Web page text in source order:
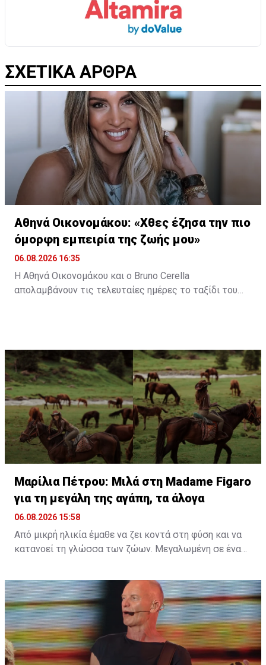
ΣΧΕΤΙΚΑ ΑΡΘΡΑ
Αθηνά Οικονομάκου: «Χθες έζησα την πιο
όμορφη εμπειρία της ζωής μου»
06.08.2026 16:35
Η Αθηνά Οικονομάκου και ο Bruno Cerella
απολαμβάνουν τις τελευταίες ημέρες το ταξίδι του
εντυπωσιακές πτεροφάλαινες.
Διαβάστε περισσότερα στο madamefigaro.cy
Διαβάστε επίσης:Μαρίλια Πέτρου: Μιλά στη Madame
Figaro για τη μεγάλη της αγάπη, τα άλογα
Μαρίλια Πέτρου: Μιλά στη Madame Figaro
για τη μεγάλη της αγάπη, τα άλογα
06.08.2026 15:58
Από μικρή ηλικία έμαθε να ζει κοντά στη φύση και να
κατανοεί τη γλώσσα των ζώων. Μεγαλωμένη σε ένα
ένας δεσμός που εξελίχθηκε σε τρόπο ζωής. Μια
ταινία, ένα παιδικό όνειρο και μια βαθιά εσωτερική
ανάγκη για ελευθερία ήταν αρκετά για να γεννηθεί μια
σχέση που θα τη σημάδευε για πάντα.